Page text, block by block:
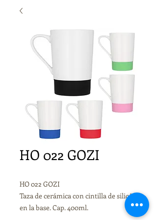
HO 022 GOZI
HO 022 GOZI
Taza de cerámica con cintilla de silicón
en la base. Cap. 400ml.